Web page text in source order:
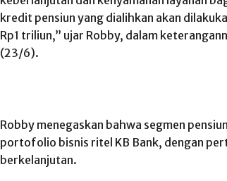
kredit pensiun yang dialihkan akan
Rp1 triliun,” ujar Robby, dalam
(23/6).
Robby menegaskan bahwa segmen
portofolio bisnis ritel KB Bank, dengan
berkelanjutan.